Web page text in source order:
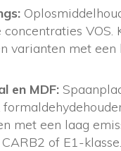
VOS.
varianten met een
en MDF:
met een laag
of E1-klasse.